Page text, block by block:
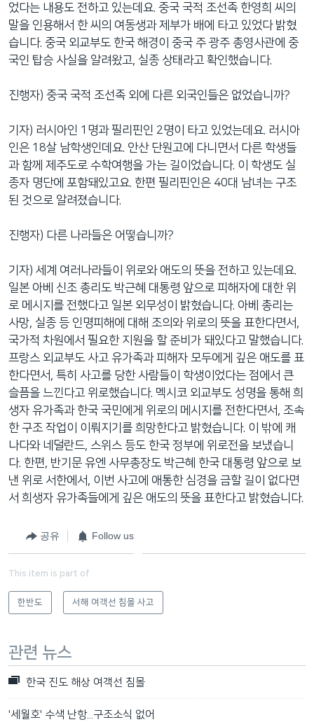
었다는 내용도 전하고 있는데요. 중국 국적 조선족 한영희 씨의
말을 인용해서 한 씨의 여동생과 제부가 배에 타고 있었다 밝혔
습니다. 중국 외교부도 한국 해경이 중국 주 광주 총영사관에 중
국인 탑승 사실을 알려왔고, 실종 상태라고 확인했습니다.
진행자) 중국 국적 조선족 외에 다른 외국인들은 없었습니까?
기자) 러시아인 1명과 필리핀인 2명이 타고 있었는데요. 러시아
인은 18살 남학생인데요. 안산 단원고에 다니면서 다른 학생들
과 함께 제주도로 수학여행을 가는 길이었습니다. 이 학생도 실
종자 명단에 포함돼있고요. 한편 필리핀인은 40대 남녀는 구조
된 것으로 알려졌습니다.
진행자) 다른 나라들은 어떻습니까?
기자) 세계 여러나라들이 위로와 애도의 뜻을 전하고 있는데요.
일본 아베 신조 총리도 박근혜 대통령 앞으로 피해자에 대한 위
로 메시지를 전했다고 일본 외무성이 밝혔습니다. 아베 총리는
사망, 실종 등 인명피해에 대해 조의와 위로의 뜻을 표한다면서,
국가적 차원에서 필요한 지원을 할 준비가 돼있다고 말했습니다.
프랑스 외교부도 사고 유가족과 피해자 모두에게 깊은 애도를 표
한다면서, 특히 사고를 당한 사람들이 학생이었다는 점에서 큰
슬픔을 느낀다고 위로했습니다. 멕시코 외교부도 성명을 통해 희
생자 유가족과 한국 국민에게 위로의 메시지를 전한다면서, 조속
한 구조 작업이 이뤄지기를 희망한다고 밝혔습니다. 이 밖에 캐
나다와 네덜란드, 스위스 등도 한국 정부에 위로전을 보냈습니
다. 한편, 반기문 유엔 사무총장도 박근혜 한국 대통령 앞으로 보
낸 위로 서한에서, 이번 사고에 애통한 심경을 금할 길이 없다면
서 희생자 유가족들에게 깊은 애도의 뜻을 표한다고 밝혔습니다.
공유 Follow us
This item is part of
한반도 서해 여객선 침몰 사고
관련 뉴스
한국 진도 해상 여객선 침몰
'세월호' 수색 난항...구조소식 없어